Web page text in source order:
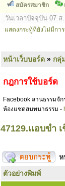
สมัครสมาชิก
วันเวลาปัจจุบัน 07 ส
แสดงกระทู้ที่ยังไม่มีกา
หน้าเว็บบอร์ด » กลุ่
กฎการใช้บอร์ด
Facebook ลานธรรมจัก
ห้องแชดสนทนาธรรม -
47129.แอบขำ
ห
ตัวอย่างพิมพ์